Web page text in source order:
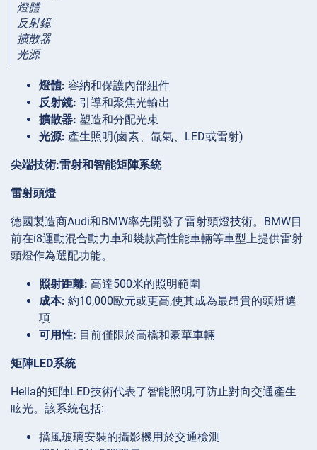
燈體
反射鏡
擴散器
光源
燈體: 容納和保護內部組件
反射鏡: 引導和聚焦光輸出
擴散器: 塑造和分配光束
光源: 產生照明(鹵素、氙氣、LED或雷射)
尖端技術:雷射和智能矩陣系統
雷射頭燈
德國製造商Audi和BMW率先開發了雷射頭燈技術。BMW目
前在i8運動混合動力車和幾款高性能車輛等車型上提供雷射
頭燈作為選配功能。
照射距離: 高達500米的照明範圍
成本: 約10,000歐元或更高,使其成為最昂貴的頭燈選
項
可用性: 目前僅限於高檔和豪華車輛
矩陣LED系統
Hella的矩陣LED技術代表了智能照明,可防止對向交通產生
眩光。該系統包括:
擋風玻璃安裝的攝影機用於交通檢測